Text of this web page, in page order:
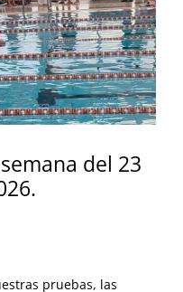
del 23
pruebas, las